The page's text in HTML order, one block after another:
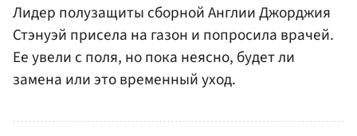
Лидер полузащиты сборной Англии Джорджия
Стэнуэй присела на газон и попросила врачей.
Ее увели с поля, но пока неясно, будет ли
замена или это временный уход.